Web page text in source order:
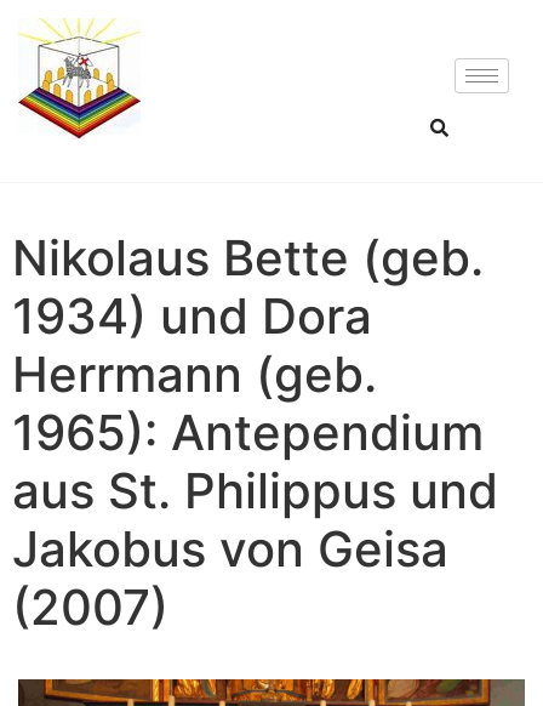
Nikolaus Bette (geb.
1934) und Dora
Herrmann (geb.
1965): Antependium
aus St. Philippus und
Jakobus von Geisa
(2007)